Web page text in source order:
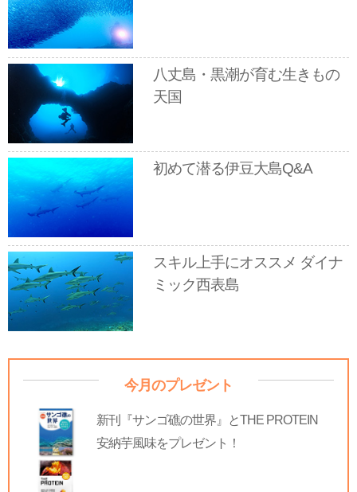
八丈島・黒潮が育む生きもの
天国
初めて潜る伊豆大島Q&A
スキル上手にオススメ ダイナ
ミック西表島
今月のプレゼント
新刊『サンゴ礁の世界』とTHE PROTEIN
安納芋風味をプレゼント！